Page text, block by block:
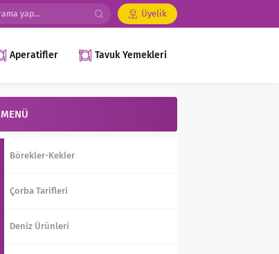
Üyelik
Aperatifler Tavuk Yemekleri
MENÜ
Börekler-Kekler
Çorba Tarifleri
Deniz Ürünleri